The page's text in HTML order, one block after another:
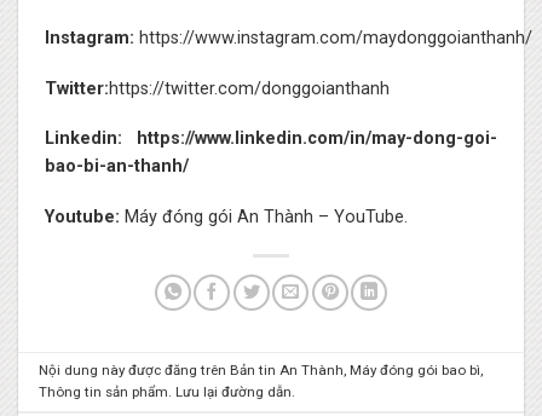
Instagram: https://www.instagram.com/maydonggoianthanh/
Twitter:https://twitter.com/donggoianthanh
Linkedin:
https://www.linkedin.com/in/may-dong-goi-
bao-bi-an-thanh/
Youtube: Máy đóng gói An Thành – YouTube.
Nội dung này được đăng trên Bản tin An Thành, Máy đóng gói bao bì,
Thông tin sản phẩm. Lưu lạiđường dẫn.